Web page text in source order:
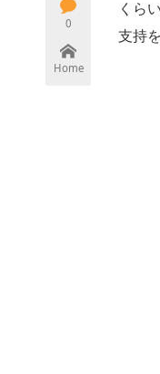
0
Home
くら
支持